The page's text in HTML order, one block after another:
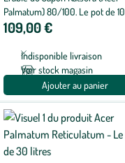
Palmatum) 80/100. Le pot de 10
litres
109,00 €
Indisponible livraison
Voir stock magasin
Ajouter au panier